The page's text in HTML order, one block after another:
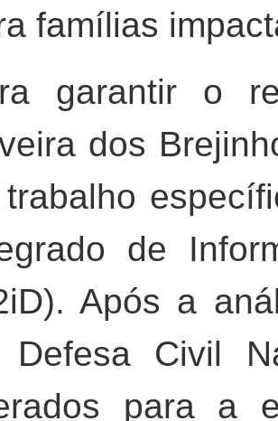
famílias
garantir o
dos
de
Após a
Defesa Civil
para a